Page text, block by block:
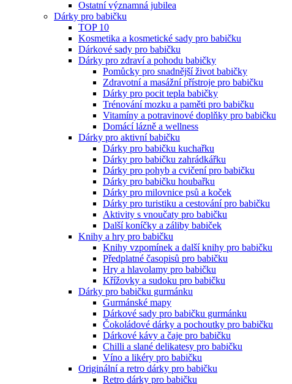
Ostatní významná jubilea
Dárky pro babičku
TOP 10
Kosmetika a kosmetické sady pro babičku
Dárkové sady pro babičku
Dárky pro zdraví a pohodu babičky
Pomůcky pro snadnější život babičky
Zdravotní a masážní přístroje pro babičku
Dárky pro pocit tepla babičky
Trénování mozku a paměti pro babičku
Vitamíny a potravinové doplňky pro babičku
Domácí lázně a wellness
Dárky pro aktivní babičku
Dárky pro babičku kuchařku
Dárky pro babičku zahrádkářku
Dárky pro pohyb a cvičení pro babičku
Dárky pro babičku houbařku
Dárky pro milovnice psů a koček
Dárky pro turistiku a cestování pro babičku
Aktivity s vnoučaty pro babičku
Další koníčky a záliby babiček
Knihy a hry pro babičku
Knihy vzpomínek a další knihy pro babičku
Předplatné časopisů pro babičku
Hry a hlavolamy pro babičku
Křížovky a sudoku pro babičku
Dárky pro babičku gurmánku
Gurmánské mapy
Dárkové sady pro babičku gurmánku
Čokoládové dárky a pochoutky pro babičku
Dárkové kávy a čaje pro babičku
Chilli a slané delikatesy pro babičku
Víno a likéry pro babičku
Originální a retro dárky pro babičku
Retro dárky pro babičku